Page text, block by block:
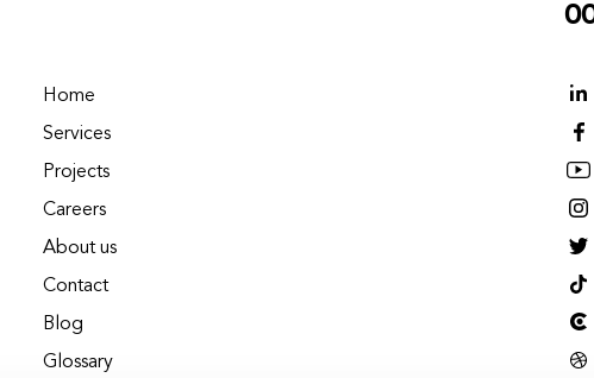
Home
Services
Projects
Careers
About us
Contact
Blog
Glossary